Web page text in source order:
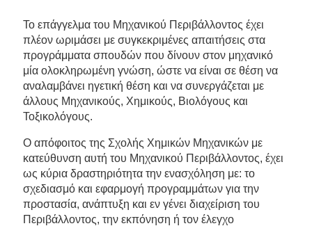
Το επάγγελμα του Μηχανικού Περιβάλλοντος έχει
πλέον ωριμάσει με συγκεκριμένες απαιτήσεις στα
προγράμματα σπουδών που δίνουν στον μηχανικό
μία ολοκληρωμένη γνώση, ώστε να είναι σε θέση να
αναλαμβάνει ηγετική θέση και να συνεργάζεται με
άλλους Μηχανικούς, Χημικούς, Βιολόγους και
Τοξικολόγους.
Ο απόφοιτος της Σχολής Χημικών Μηχανικών με
κατεύθυνση αυτή του Μηχανικού Περιβάλλοντος, έχει
ως κύρια δραστηριότητα την ενασχόληση με: το
σχεδιασμό και εφαρμογή προγραμμάτων για την
προστασία, ανάπτυξη και εν γένει διαχείριση του
Περιβάλλοντος, την εκπόνηση ή τον έλεγχο